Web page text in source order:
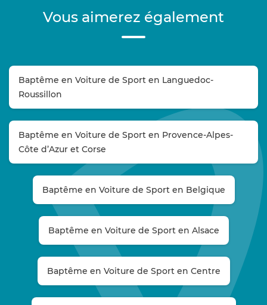
Vous aimerez également
Baptême en Voiture de Sport en Languedoc-
Roussillon
Baptême en Voiture de Sport en Provence-Alpes-
Côte d’Azur et Corse
Baptême en Voiture de Sport en Belgique
Baptême en Voiture de Sport en Alsace
Baptême en Voiture de Sport en Centre